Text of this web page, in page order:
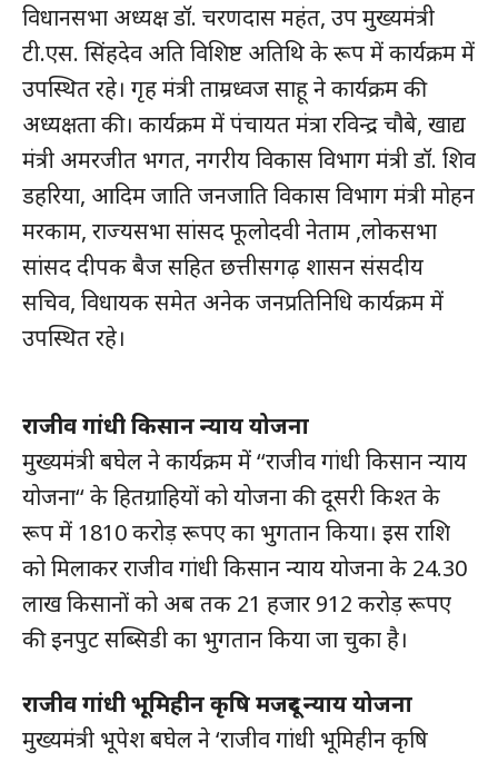
विधानसभा अध्यक्ष डॉ. चरणदास महंत, उप मुख्यमंत्री
टी.एस. सिंहदेव अति विशिष्ट अतिथि के रूप में कार्यक्रम में
उपस्थित रहे। गृह मंत्री ताम्रध्वज साहू ने कार्यक्रम की
अध्यक्षता की। कार्यक्रम में पंचायत मंत्रा रविन्द्र चौबे, खाद्य
मंत्री अमरजीत भगत, नगरीय विकास विभाग मंत्री डॉ. शिव
डहरिया, आदिम जाति जनजाति विकास विभाग मंत्री मोहन
मरकाम, राज्यसभा सांसद फूलोदवी नेताम ,लोकसभा
सांसद दीपक बैज सहित छत्तीसगढ़ शासन संसदीय
सचिव, विधायक समेत अनेक जनप्रतिनिधि कार्यक्रम में
उपस्थित रहे।
राजीव गांधी किसान न्याय योजना
मुख्यमंत्री बघेल ने कार्यक्रम में ‘‘राजीव गांधी किसान न्याय
योजना‘‘ के हितग्राहियों को योजना की दूसरी किश्त के
रूप में 1810 करोड़ रूपए का भुगतान किया। इस राशि
को मिलाकर राजीव गांधी किसान न्याय योजना के 24.30
लाख किसानों को अब तक 21 हजार 912 करोड़ रूपए
की इनपुट सब्सिडी का भुगतान किया जा चुका है।
राजीव गांधी भूमिहीन कृषि मजदूर न्याय योजना
मुख्यमंत्री भूपेश बघेल ने ‘राजीव गांधी भूमिहीन कृषि